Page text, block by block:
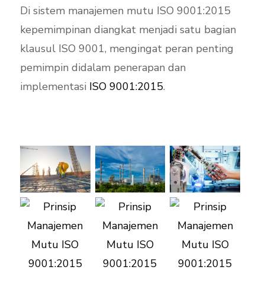
Di sistem manajemen mutu ISO 9001:2015
kepemimpinan diangkat menjadi satu bagian
klausul ISO 9001, mengingat peran penting
pemimpin didalam penerapan dan
implementasi ISO 9001:2015.